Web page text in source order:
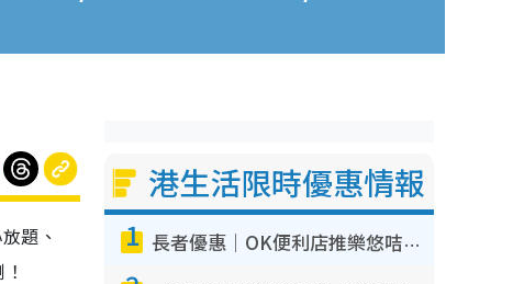
題、
港生活限時優惠情報
1 長者優惠｜OK便利店推樂悠咭優惠！買麵包/牛奶/保健品拍卡即減